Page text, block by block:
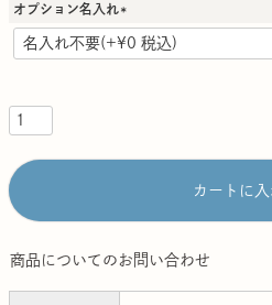
オプション名入れ
カートに入
商品についてのお問い合わせ